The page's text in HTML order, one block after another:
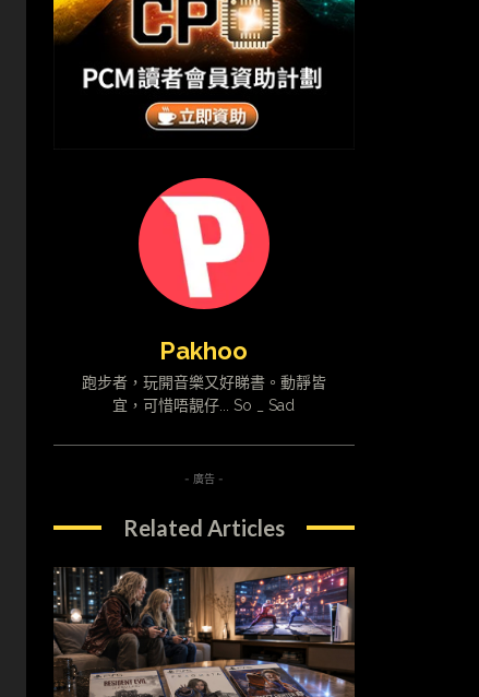
Pakhoo
跑步者，玩開音樂又好睇書。動靜皆
宜，可惜唔靚仔... So _ Sad
- 廣告 -
Related Articles